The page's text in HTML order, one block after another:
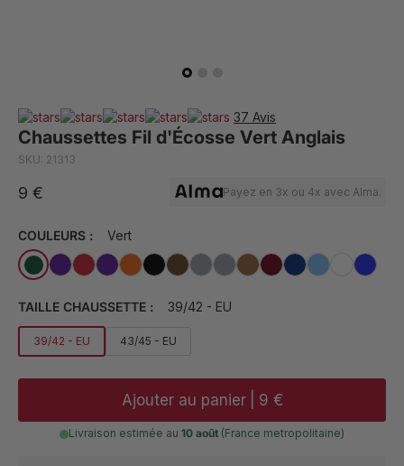
37 Avis
Chaussettes Fil d'Écosse Vert Anglais
SKU: 21313
9 € Payez en 3x ou 4x avec Alma.
COULEURS : Vert
TAILLE CHAUSSETTE : 39/42 - EU
39/42 - EU 43/45 - EU
Ajouter au panier 9 €
Livraison estimée au 10 août (France metropolitaine)